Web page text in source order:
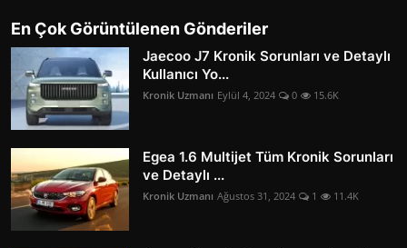
En Çok Görüntülenen Gönderiler
Jaecoo J7 Kronik Sorunları ve Detaylı
Kullanıcı Yo...
Kronik Uzmanı Eylül 4, 2024 0 15.6K
Egea 1.6 Multijet Tüm Kronik Sorunları
ve Detaylı ...
Kronik Uzmanı Ağustos 31, 2024 1 11.4K